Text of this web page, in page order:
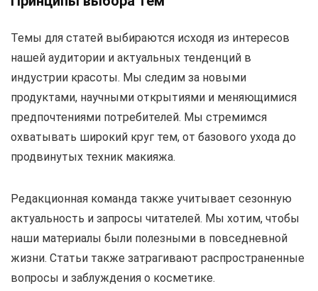
Темы для статей выбираются исходя из интересов
нашей аудитории и актуальных тенденций в
индустрии красоты. Мы следим за новыми
продуктами, научными открытиями и меняющимися
предпочтениями потребителей. Мы стремимся
охватывать широкий круг тем, от базового ухода до
продвинутых техник макияжа.
Редакционная команда также учитывает сезонную
актуальность и запросы читателей. Мы хотим, чтобы
наши материалы были полезными в повседневной
жизни. Статьи также затрагивают распространенные
вопросы и заблуждения о косметике.